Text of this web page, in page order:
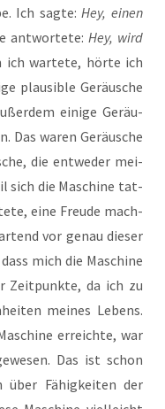
Ich sag­te:Hey, einen
ant­wor­te­te:Hey, wird
ich war­te­te, hör­te ich
plau­si­ble Geräu­sche
eini­ge Geräu­
Das waren Geräu­sche
die ent­we­der mei­
sich die Maschi­ne tat­
eine Freu­de mach­
vor genau die­ser
mich die Maschi­ne
Zeit­punk­te, da ich zu
mei­nes Lebens.
erreich­te, war
Das ist schon
Fähig­kei­ten der